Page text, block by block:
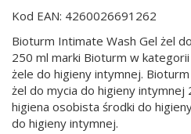
Kod EAN: 4260026691262
Bioturm Intimate Wash Gel żel
250 ml marki Bioturm w
żele do higieny intymnej.
żel do mycia do higieny
higiena osobista środki do
do higieny intymnej.